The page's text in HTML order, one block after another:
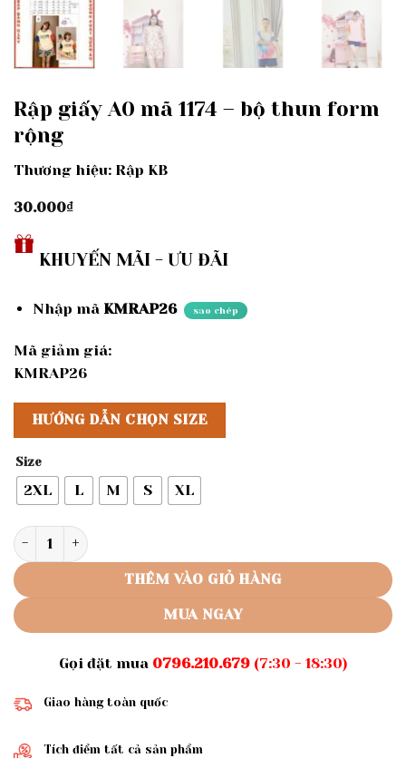
Rập giấy A0 mã 1174 – bộ thun form
rộng
Thương hiệu: Rập KB
30.000₫
KHUYẾN MÃI - ƯU ĐÃI
Nhập mã KMRAP26 sao chép
Mã giảm giá:
KMRAP26
HƯỚNG DẪN CHỌN SIZE
Size
2XL L M S XL
Rập giấy A0 mã 1174 - bộ thun form rộng số lượng
THÊM VÀO GIỎ HÀNG
MUA NGAY
Gọi đặt mua 0796.210.679(7:30 - 18:30)
Giao hàng toàn quốc
Tích điểm tất cả sản phẩm